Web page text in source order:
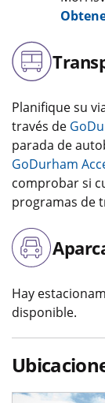
Planifique su
través de
parada de
GoDurham
comprobar si
programas de
Hay
disponible.